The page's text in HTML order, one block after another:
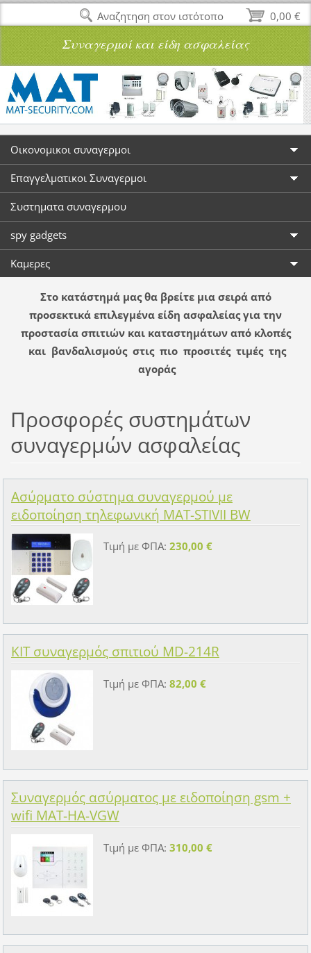
Συναγερμοί και είδη ασφαλείας
Οικονομικοι συναγερμοι
Επαγγελματικοι Συναγερμοι
Συστηματα συναγερμου
spy gadgets
Καμερες
Στο κατάστημά μας θα βρείτε μια σειρά από
προσεκτικά επιλεγμένα είδη ασφαλείας για την
προστασία σπιτιών και καταστημάτων από κλοπές
και βανδαλισμούς στις πιο προσιτές τιμές της
αγοράς
Προσφορές συστημάτων
συναγερμών ασφαλείας
Ασύρματο σύστημα συναγερμού με
ειδοποίηση τηλεφωνική MAT-STIVII BW
Τιμή με ΦΠΑ: 230,00 €
KIT συναγερμός σπιτιού MD-214R
Τιμή με ΦΠΑ: 82,00 €
Συναγερμός ασύρματος με ειδοποίηση gsm +
wifi MAT-HA-VGW
Τιμή με ΦΠΑ: 310,00 €
0,00 €
Αναζητηση στον ιστότοπο